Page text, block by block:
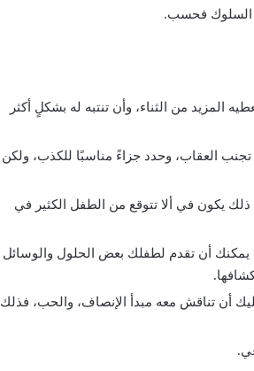
السلوك فحسب.
المزيد من الثناء، وأن تنتبه له بشكلٍ أكثر
العقاب، وحدد جزاءً مناسبًا للكذب، ولكن
يكون في ألا تتوقع من الطفل الكثير في
أن تقدم لطفلك بعض الحلول والوسائل
أن تناقش معه مبدأ الإنصاف، والحب، فذلك